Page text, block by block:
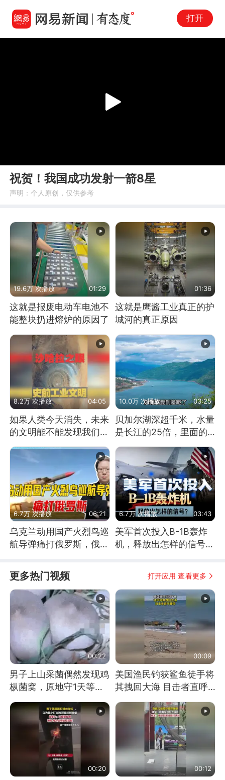
打开
Play
祝贺！我国成功发射一箭8星
声明：个人原创，仅供参考
19.6万 次播放 01:29
这就是报废电动车电池不
能整块扔进熔炉的原因了
01:36
这就是鹰酱工业真正的护
城河的真正原因
8.2万 次播放 04:05
如果人类今天消失，未来
的文明能不能发现我们存
在过？
10.0万 次播放 03:25
贝加尔湖深超千米，水量
是长江的25倍，里面的
鱼究竟有多大？
6.7万 次播放 06:21
乌克兰动用国产火烈鸟巡
航导弹痛打俄罗斯，俄军
6.7万 次播放 03:43
美军首次投入B-1B轰炸
机，释放出怎样的信号？
更多热门视频 打开应用 查看更多
00:22
男子上山采菌偶然发现鸡
枞菌窝，原地守1天等它
00:09
美国渔民钓获鲨鱼徒手将
其拽回大海 目击者直呼
00:20 00:12